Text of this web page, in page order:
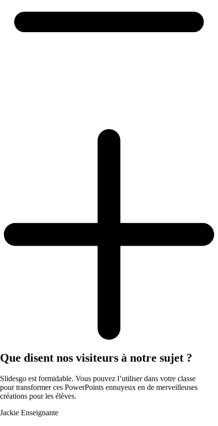
Que disent nos visiteurs à notre sujet ?
Slidesgo est formidable. Vous pouvez l’utiliser dans votre classe
pour transformer ces PowerPoints ennuyeux en de merveilleuses
créations pour les élèves.
Jackie Enseignante